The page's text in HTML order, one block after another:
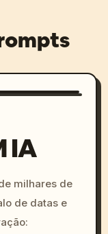
IA
milhares de
de datas e